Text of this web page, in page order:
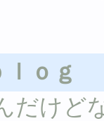
ｏｇ
だけど